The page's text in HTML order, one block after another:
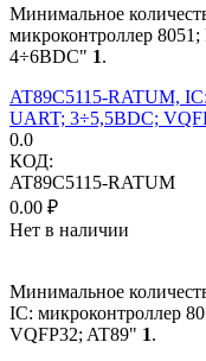
Минимальное
микроконтроллер
4÷6ВDC" 1.
AT89C5115-RATUM,
UART; 3÷5,5ВDC;
0.0
КОД:
AT89C5115-RATUM
0.00 ₽
Нет в наличии
Минимальное
IC: микроконтроллер
VQFP32; AT89" 1.